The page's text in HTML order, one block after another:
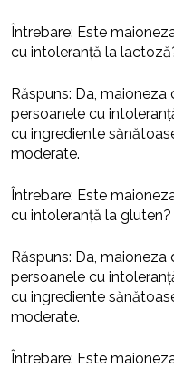
Întrebare: Este
cu intoleranță la
Răspuns: Da,
persoanele cu
cu ingrediente
moderate.
Întrebare: Este
cu intoleranță la gluten?
Răspuns: Da,
persoanele cu
cu ingrediente
moderate.
Întrebare: Este